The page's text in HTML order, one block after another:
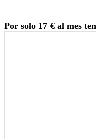
Por solo 17 € al mes